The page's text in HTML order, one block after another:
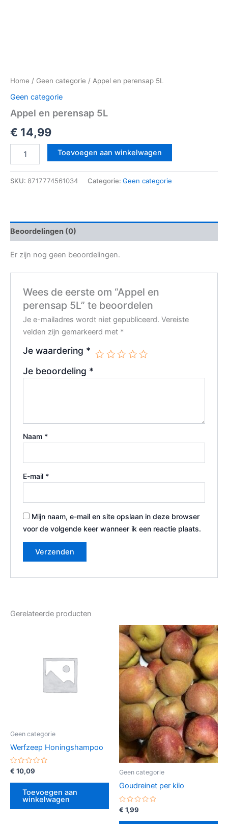
Home / Geen categorie / Appel en perensap 5L
Geen categorie
Appel en perensap 5L
€ 14,99
Toevoegen aan winkelwagen
SKU: 8717774561034 Categorie: Geen categorie
Beoordelingen (0)
Er zijn nog geen beoordelingen.
Wees de eerste om “Appel en
perensap 5L” te beoordelen
Je e-mailadres wordt niet gepubliceerd. Vereiste
velden zijn gemarkeerd met *
Je waardering *
Je beoordeling *
Naam *
E-mail *
Mijn naam, e-mail en site opslaan in deze browser
voor de volgende keer wanneer ik een reactie plaats.
Gerelateerde producten
Geen categorie
Werfzeep Honingshampoo
Gewaardeerd
uit
€ 10,09
Toevoegen aan
winkelwagen
Geen categorie
Goudreinet per kilo
Gewaardeerd
0
uit
€ 1,99